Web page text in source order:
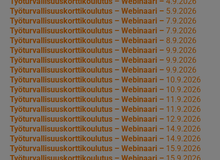
Työturvallisuuskorttikoulutus – Webinaari – 5.9.2026
Työturvallisuuskorttikoulutus – Webinaari – 7.9.2026
Työturvallisuuskorttikoulutus – Webinaari – 7.9.2026
Työturvallisuuskorttikoulutus – Webinaari – 8.9.2026
Työturvallisuuskorttikoulutus – Webinaari – 9.9.2026
Työturvallisuuskorttikoulutus – Webinaari – 9.9.2026
Työturvallisuuskorttikoulutus – Webinaari – 9.9.2026
Työturvallisuuskorttikoulutus – Webinaari – 10.9.2026
Työturvallisuuskorttikoulutus – Webinaari – 10.9.2026
Työturvallisuuskorttikoulutus – Webinaari – 11.9.2026
Työturvallisuuskorttikoulutus – Webinaari – 11.9.2026
Työturvallisuuskorttikoulutus – Webinaari – 12.9.2026
Työturvallisuuskorttikoulutus – Webinaari – 14.9.2026
Työturvallisuuskorttikoulutus – Webinaari – 14.9.2026
Työturvallisuuskorttikoulutus – Webinaari – 15.9.2026